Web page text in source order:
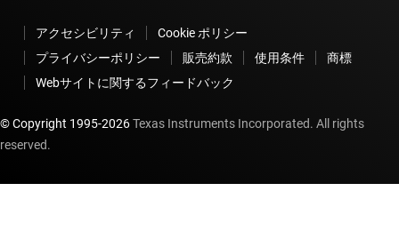
アクセシビリティ
Cookie ポリシー
プライバシーポリシー
販売約款 使用条件
商標
Webサイトに関するフィードバック
© Copyright 1995-2026Texas Instruments Incorporated. All rights
reserved.